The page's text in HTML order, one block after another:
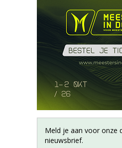
Meld je aan voor onze
nieuwsbrief.